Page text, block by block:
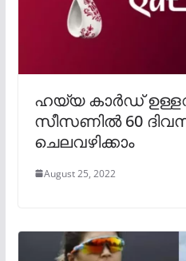
ഹയ്യ കാർഡ്
സീസണിൽ 60
ചെലവഴിക്കാം
August 25, 2022